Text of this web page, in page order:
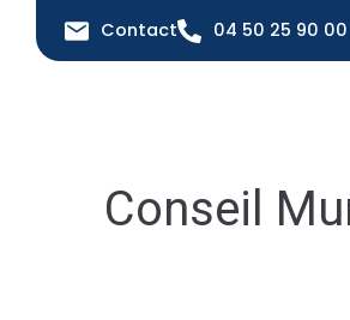
principal
Contact 04 50 25 90 00
Conseil